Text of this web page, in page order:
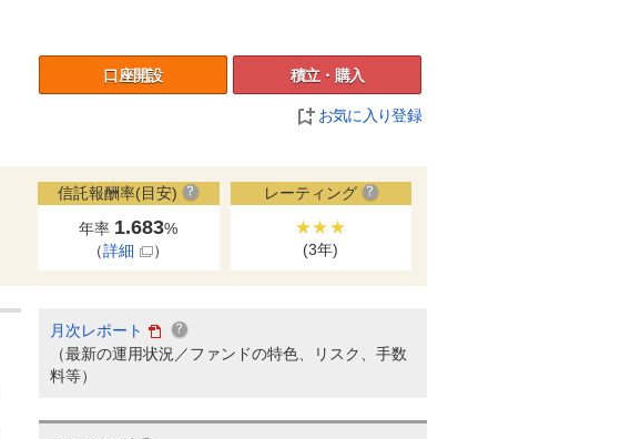
口座開設 積立・購入
お気に入り登録
信託報酬率(目安)
年率 1.683%
（詳細 ）
レーティング
★★★
(3年)
月次レポート
（最新の運用状況／ファンドの特色、リスク、手数
料等）